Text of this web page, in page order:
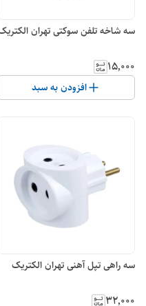
سه شاخه تلفن سوکتی تهران
۱۵٬۰۰۰
افزودن به سبد
سه راهی تپل آهنی تهران الکتریک
۳۲٬۰۰۰